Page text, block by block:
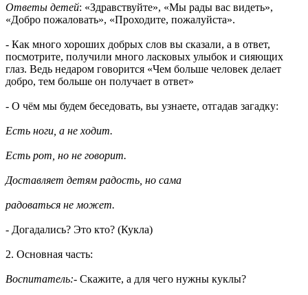
Ответы детей: «Здравствуйте», «Мы рады вас видеть»,
«Добро пожаловать», «Проходите, пожалуйста».
- Как много хороших добрых слов вы сказали, а в ответ,
посмотрите, получили много ласковых улыбок и сияющих
глаз. Ведь недаром говорится «Чем больше человек делает
добро, тем больше он получает в ответ»
- О чём мы будем беседовать, вы узнаете, отгадав загадку:
Есть ноги, а не ходит.
Есть рот, но не говорит.
Доставляет детям радость, но сама
радоваться не может.
- Догадались? Это кто? (Кукла)
2. Основная часть:
Воспитатель:- Скажите, а для чего нужны куклы?